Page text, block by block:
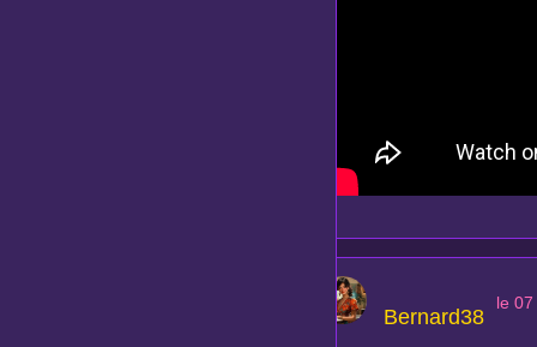
Bernard38
le